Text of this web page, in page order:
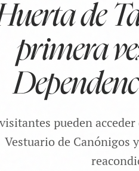
de
primera
pueden
Vestuario de Canónigos